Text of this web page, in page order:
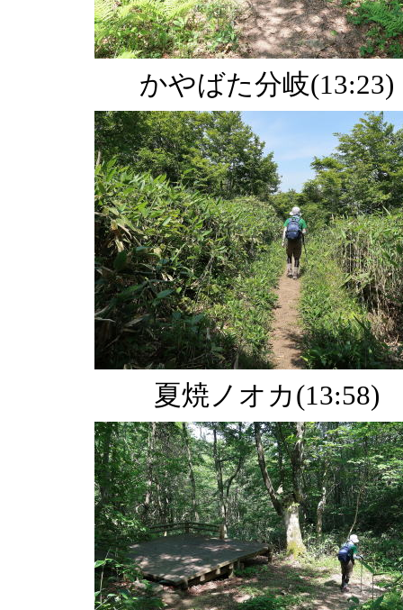
かやばた分岐(13:23)
夏焼ノオカ(13:58)